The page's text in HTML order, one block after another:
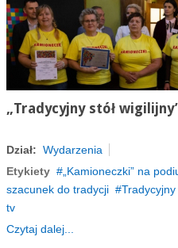
„Tradycyjny stół
Dział: Wydarzenia
Etykiety
„Kamioneczki” na
szacunek do tradycji
Tradycyjny
tv
Czytaj dalej...